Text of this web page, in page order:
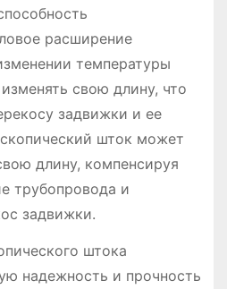
расширение
температуры
свою длину, что
задвижки и ее
шток может
длину, компенсируя
трубопровода и
задвижки.
штока
надежность и прочность